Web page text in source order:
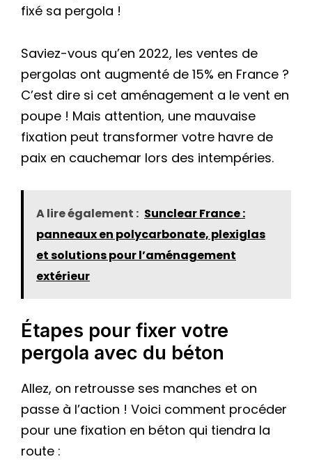
fixé sa pergola !
Saviez-vous qu’en 2022, les ventes de
pergolas ont augmenté de 15% en France ?
C’est dire si cet aménagement a le vent en
poupe ! Mais attention, une mauvaise
fixation peut transformer votre havre de
paix en cauchemar lors des intempéries.
A lire également : Sunclear France :
panneaux en polycarbonate, plexiglas
et solutions pour l’aménagement
extérieur
Étapes pour fixer votre
pergola avec du béton
Allez, on retrousse ses manches et on
passe à l’action ! Voici comment procéder
pour une fixation en béton qui tiendra la
route :